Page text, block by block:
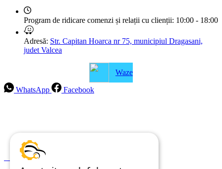
Program de ridicare comenzi și relații cu clienții: 10:00 - 18:00
Adresă: Str. Capitan Hoarca nr 75, municipiul Dragasani,
judet Valcea
Waze
WhatsApp
Facebook
Politica de ramburs și retur
Formular de retur